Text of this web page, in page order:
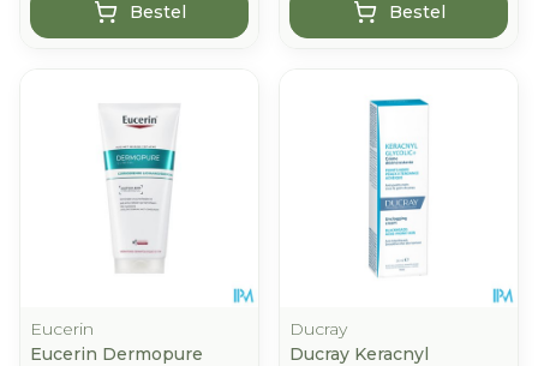
Bestel Bestel
Eucerin
Eucerin Dermopure
Ducray
Ducray Keracnyl